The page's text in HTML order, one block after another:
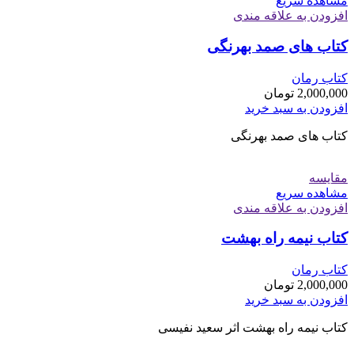
افزودن به علاقه مندی
کتاب های صمد بهرنگی
کتاب رمان
2,000,000 تومان
افزودن به سبد خرید
کتاب های صمد بهرنگی
مقایسه
مشاهده سریع
افزودن به علاقه مندی
کتاب نیمه راه بهشت
کتاب رمان
2,000,000 تومان
افزودن به سبد خرید
کتاب نیمه راه بهشت اثر سعید نفیسی